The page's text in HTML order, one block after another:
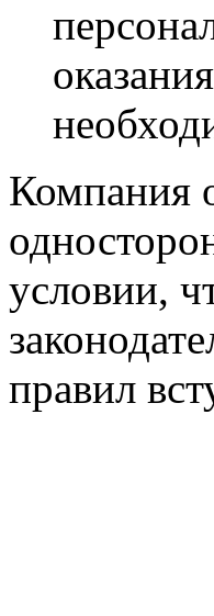
Компания
условии,
правил